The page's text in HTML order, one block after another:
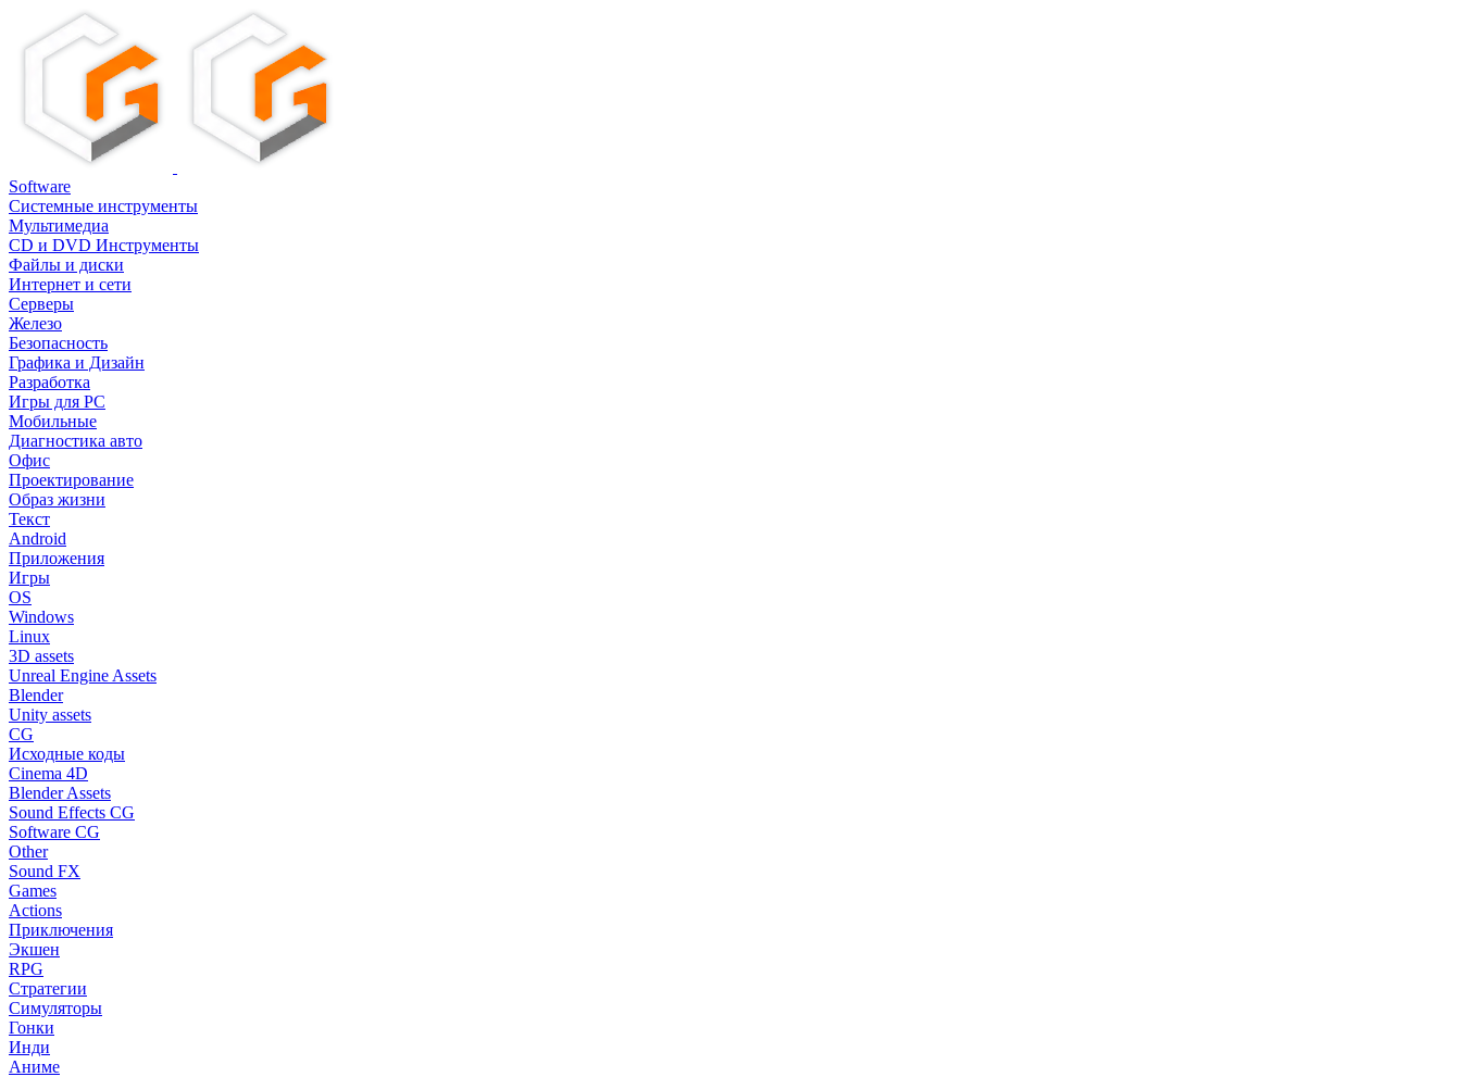
Software
Системные инструменты
Мультимедиа
CD и DVD Инструменты
Файлы и диски
Интернет и сети
Серверы
Железо
Безопасность
Графика и Дизайн
Разработка
Игры для PC
Мобильные
Диагностика авто
Офис
Проектирование
Образ жизни
Текст
Android
Приложения
Игры
OS
Windows
Linux
3D assets
Unreal Engine Assets
Blender
Unity assets
CG
Исходные коды
Cinema 4D
Blender Assets
Sound Effects CG
Software CG
Other
Sound FX
Games
Actions
Приключения
Экшен
RPG
Стратегии
Симуляторы
Гонки
Инди
Аниме